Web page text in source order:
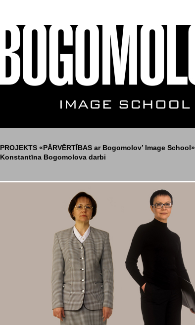
PROJEKTS «PĀRVĒRTĪBAS ar Bogomolov’ Image School»
Konstantīna Bogomolova darbi